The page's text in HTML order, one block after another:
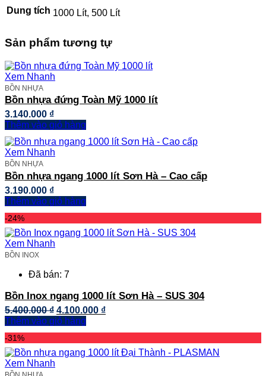
SUS
304
lượng
Dung tích 1000 Lít, 500 Lít
Sản phẩm tương tự
Xem Nhanh
BỒN NHỰA
Bồn nhựa đứng Toàn Mỹ 1000 lít
3.140.000 ₫
Thêm vào giỏ hàng
Xem Nhanh
BỒN NHỰA
Bồn nhựa ngang 1000 lít Sơn Hà – Cao cấp
3.190.000 ₫
Thêm vào giỏ hàng
-24%
Xem Nhanh
BỒN INOX
Đã bán: 7
Bồn Inox ngang 1000 lít Sơn Hà – SUS 304
5.400.000₫ Giá
gốc
là:
5.400.000 ₫.
4.100.000 ₫Giá
tại
là:
4.100.000 ₫.
Thêm vào giỏ hàng
-31%
Xem Nhanh